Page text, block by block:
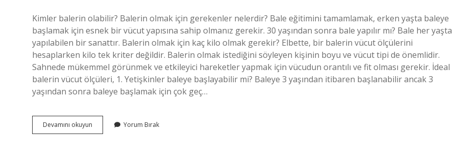
Kimler balerin olabilir? Balerin olmak için gerekenler nelerdir? Bale eğitimini tamamlamak, erken yaşta baleye
başlamak için esnek bir vücut yapısına sahip olmanız gerekir. 30 yaşından sonra bale yapılır mı? Bale her yaşta
yapılabilen bir sanattır. Balerin olmak için kaç kilo olmak gerekir? Elbette, bir balerin vücut ölçülerini
hesaplarken kilo tek kriter değildir. Balerin olmak istediğini söyleyen kişinin boyu ve vücut tipi de önemlidir.
Sahnede mükemmel görünmek ve etkileyici hareketler yapmak için vücudun orantılı ve fit olması gerekir. İdeal
balerin vücut ölçüleri, 1. Yetişkinler baleye başlayabilir mi? Baleye 3 yaşından itibaren başlanabilir ancak 3
yaşından sonra baleye başlamak için çok geç…
Devamını okuyun
Bale
Yorum Bırak